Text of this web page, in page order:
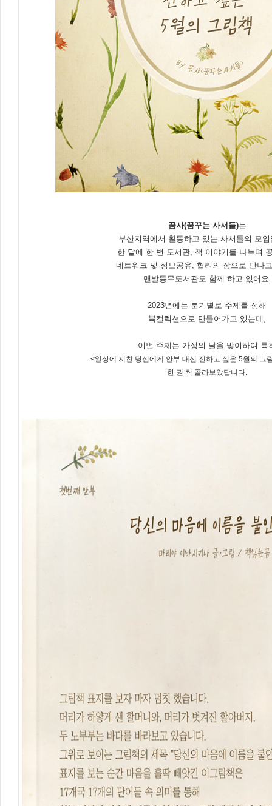
꿈사(꿈꾸는 사서들)는
부산지역에서 활동하고 있는 사서들의 모임
한 달에 한 번 도서관, 책 이야기를 나누며
네트워크 및 정보공유, 협려의 장으로 만나
맨발동무도서관도 함께 하고 있어요.
2023년에는 분기별로 주제를 정해
북컬렉션으로 만들어가고 있는데,
이번 주제는 가정의 달을 맞이하여 특
<일상에 지친 당신에게 안부 대신 전하고 싶은 5월의 그
한 권 씩 골라보았답니다.